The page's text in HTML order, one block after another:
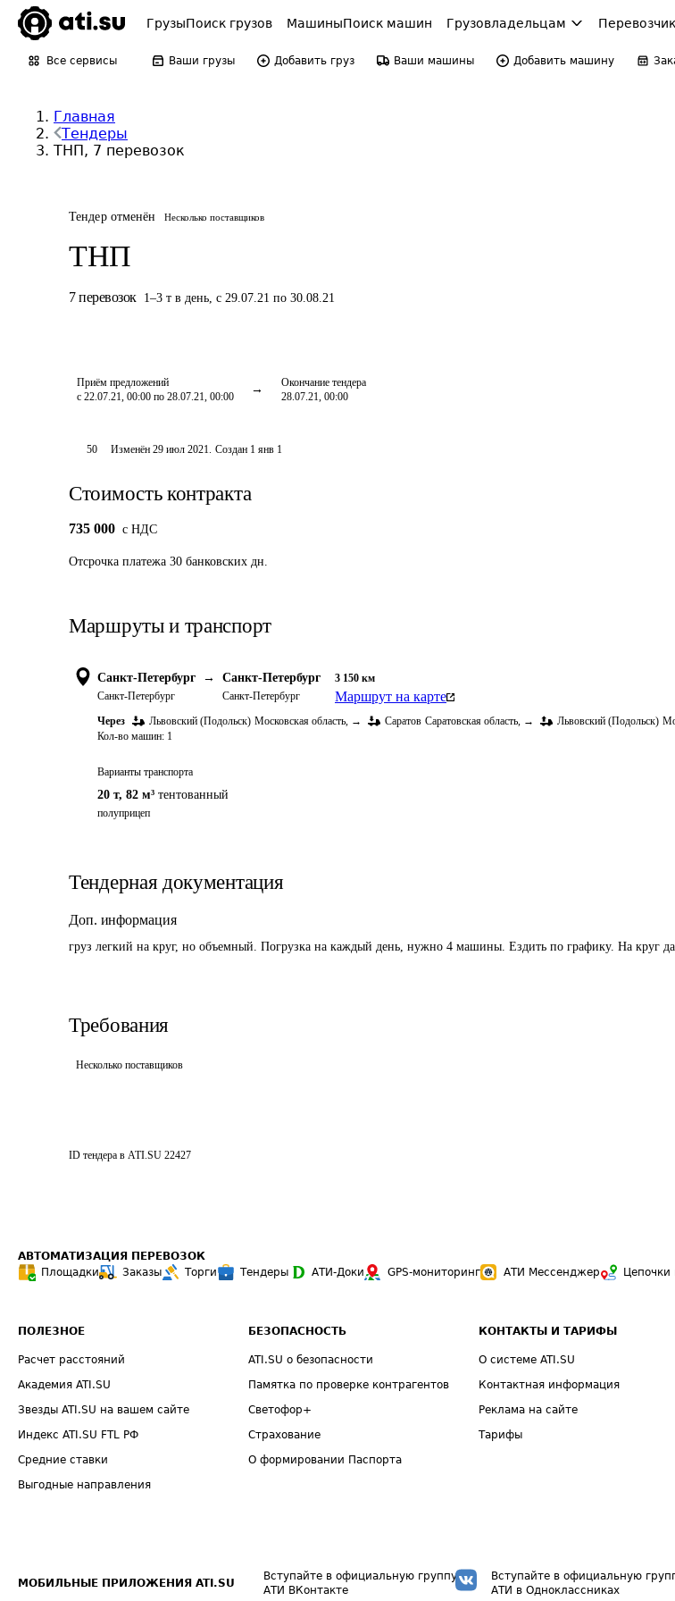
ГрузыПоиск грузов МашиныПоиск машин Грузовладельцам
Все сервисы Ваши грузы Добавить груз Ваши машины Добавить машину
Главная
Тендеры
ТНП, 7 перевозок
Тендер отменён Несколько поставщиков
ТНП
7 перевозок 1–3 т в день, с 29.07.21 по 30.08.21
Приём предложений
с 22.07.21, 00:00 по 28.07.21, 00:00
Окончание тендера
28.07.21, 00:00
50 Изменён29 июл 2021. Создан 1 янв 1
Стоимость контракта
735 000 c НДС
Отсрочка платежа 30 банковских дн.
Маршруты и транспорт
Санкт-Петербург →
Санкт-Петербург
Санкт-Петербург
Санкт-Петербург
3 150 км
Маршрут на карте
Через Львовский (Подольск) Московская область, → Саратов Саратовская область, → Львовский (Подольск)
Кол-во машин: 1
Варианты транспорта
20 т, 82 м³ тентованный
полуприцеп
Тендерная документация
Доп. информация
груз легкий на круг, но объемный. Погрузка на каждый день, нужно 4 машины. Ездить по графику. На круг
Требования
Несколько поставщиков
ID тендера в ATI.SU 22427
АВТОМАТИЗАЦИЯ ПЕРЕВОЗОК
Площадки
Заказы Торги Тендеры АТИ-Доки GPS-мониторинг АТИ Мессенджер Цепочки
ПОЛЕЗНОЕ
Расчет расстояний
Академия ATI.SU
Звезды ATI.SU на вашем сайте
Индекс ATI.SU FTL РФ
Средние ставки
Выгодные направления
БЕЗОПАСНОСТЬ
ATI.SU о безопасности
Памятка по проверке контрагентов
Светофор+
Страхование
О формировании Паспорта
КОНТАКТЫ И ТАРИФЫ
О системе ATI.SU
Контактная информация
Реклама на сайте
Тарифы
МОБИЛЬНЫЕ ПРИЛОЖЕНИЯ ATI.SU
Вступайте в официальную группу
АТИ ВКонтакте
Вступайте в официальную
АТИ в Одноклассниках